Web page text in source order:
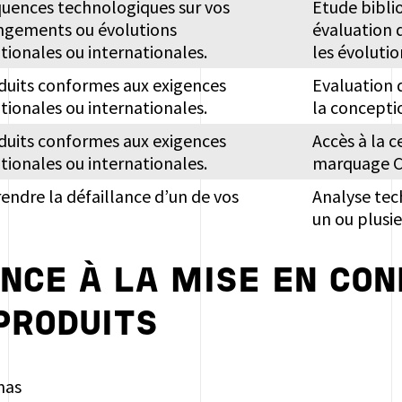
technologiques sur vos
ou évolutions
ou internationales.
Etude
évaluation
les
conformes aux exigences
ou internationales.
Evaluation
la
conformes aux exigences
ou internationales.
Accès à la
marquage
la défaillance d’un de vos
Analyse
un ou
À LA MISE EN